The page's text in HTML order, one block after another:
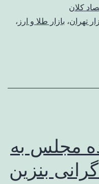
کلان
تهران، بازار طلا و ارز ،
مجلس به
بنزین